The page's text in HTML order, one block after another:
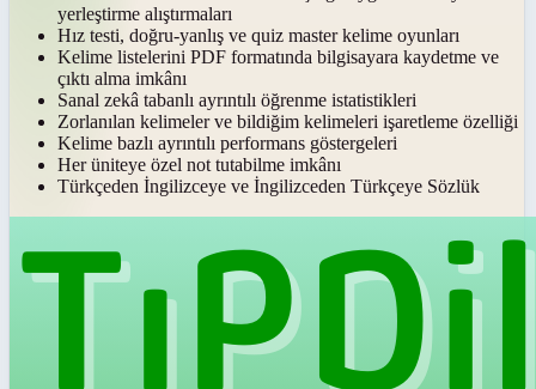
yerleştirme alıştırmaları
Hız testi, doğru-yanlış ve quiz master kelime oyunları
Kelime listelerini PDF formatında bilgisayara kaydetme ve
çıktı alma imkânı
Sanal zekâ tabanlı ayrıntılı öğrenme istatistikleri
Zorlanılan kelimeler ve bildiğim kelimeleri işaretleme özelliği
Kelime bazlı ayrıntılı performans göstergeleri
Her üniteye özel not tutabilme imkânı
Türkçeden İngilizceye ve İngilizceden Türkçeye Sözlük